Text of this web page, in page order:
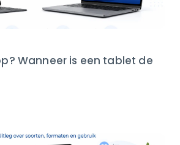
Wanneer is een tablet de